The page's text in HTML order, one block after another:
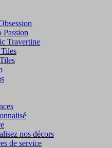
Passion
Travertine
nos décors
de service